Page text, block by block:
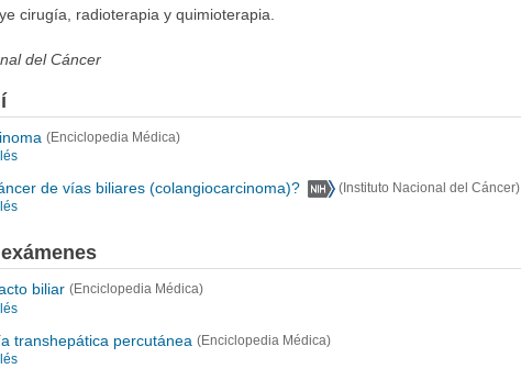
cirugía, radioterapia y quimioterapia.
del Cáncer
(Enciclopedia Médica)
de vías biliares (colangiocarcinoma)?
(Instituto Nacional del Cáncer)
biliar (Enciclopedia Médica)
transhepática percutánea (Enciclopedia Médica)